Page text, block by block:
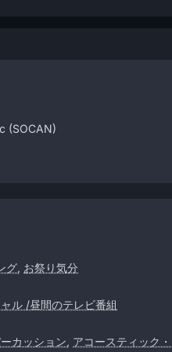
(SOCAN)
グ, お祭り気分
ル /昼間のテレビ番組
カッション, アコースティック